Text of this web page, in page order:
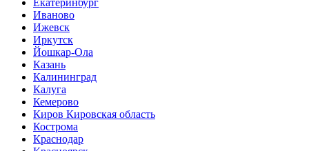
Екатеринбург
Иваново
Ижевск
Иркутск
Йошкар-Ола
Казань
Калининград
Калуга
Кемерово
Киров Кировская область
Кострома
Краснодар